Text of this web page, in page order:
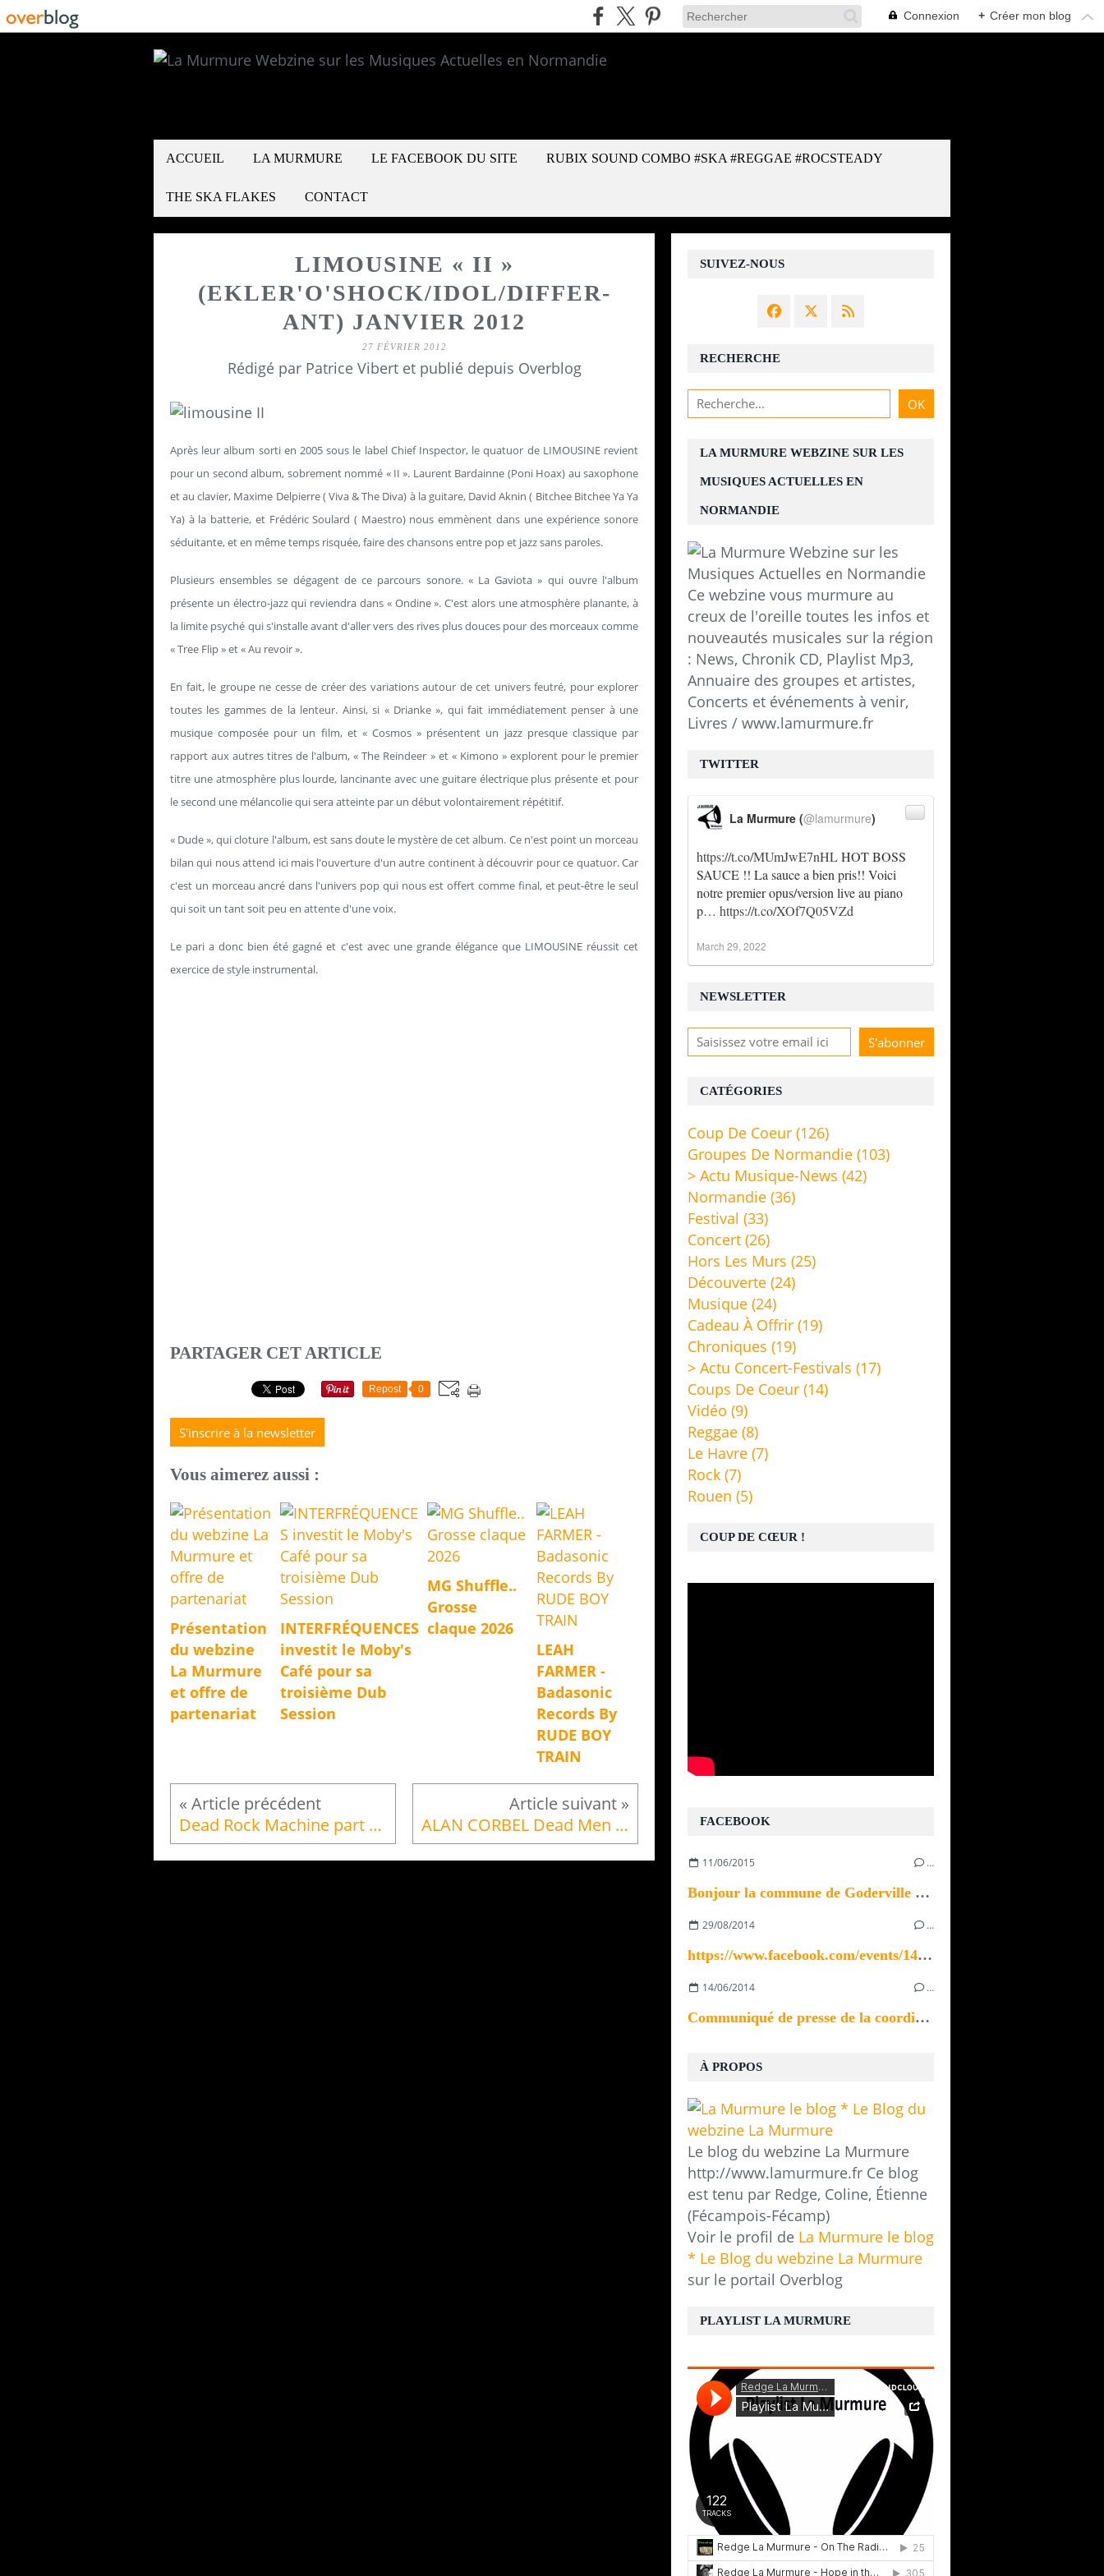
Connexion + Créer mon blog
ACCUEIL LA MURMURE LE FACEBOOK DU SITE RUBIX SOUND COMBO #SKA #REGGAE #ROCSTEADY
THE SKA FLAKES CONTACT
LIMOUSINE « II »
(EKLER'O'SHOCK/IDOL/DIFFER-
ANT) JANVIER 2012
27 FÉVRIER 2012
Rédigé par Patrice Vibert et publié depuis Overblog
Après leur album sorti en 2005 sous le label Chief Inspector, le quatuor de LIMOUSINE revient
pour un second album, sobrement nommé « II ». Laurent Bardainne (Poni Hoax) au saxophone
et au clavier, Maxime Delpierre ( Viva & The Diva) à la guitare, David Aknin ( Bitchee Bitchee Ya Ya
Ya) à la batterie, et Frédéric Soulard ( Maestro) nous emmènent dans une expérience sonore
séduitante, et en même temps risquée, faire des chansons entre pop et jazz sans paroles.
Plusieurs ensembles se dégagent de ce parcours sonore. « La Gaviota » qui ouvre l'album
présente un électro-jazz qui reviendra dans « Ondine ». C'est alors une atmosphère planante, à
la limite psyché qui s'installe avant d'aller vers des rives plus douces pour des morceaux comme
« Tree Flip » et « Au revoir ».
En fait, le groupe ne cesse de créer des variations autour de cet univers feutré, pour explorer
toutes les gammes de la lenteur. Ainsi, si « Drianke », qui fait immédiatement penser à une
musique composée pour un film, et « Cosmos » présentent un jazz presque classique par
rapport aux autres titres de l'album, « The Reindeer » et « Kimono » explorent pour le premier
titre une atmosphère plus lourde, lancinante avec une guitare électrique plus présente et pour
le second une mélancolie qui sera atteinte par un début volontairement répétitif.
« Dude », qui cloture l'album, est sans doute le mystère de cet album. Ce n'est point un morceau
bilan qui nous attend ici mais l'ouverture d'un autre continent à découvrir pour ce quatuor. Car
c'est un morceau ancré dans l'univers pop qui nous est offert comme final, et peut-être le seul
qui soit un tant soit peu en attente d'une voix.
Le pari a donc bien été gagné et c'est avec une grande élégance que LIMOUSINE réussit cet
exercice de style instrumental.
PARTAGER CET ARTICLE
Repost 0
S'inscrire à la newsletter
Vous aimerez aussi :
Présentation
du webzine
La Murmure
et offre de
partenariat
INTERFRÉQUENCES
investit le Moby's
Café pour sa
troisième Dub
Session
MG Shuffle..
Grosse
claque 2026
LEAH
FARMER -
Badasonic
Records By
RUDE BOY
TRAIN
Dead Rock Machine part à Bourges ! ALAN CORBEL Dead Men Chronicles (cinq7)
NEWSLETTER
SUIVEZ-NOUS
RECHERCHE
LA MURMURE WEBZINE SUR LES
MUSIQUES ACTUELLES EN
NORMANDIE
Ce webzine vous murmure au
creux de l'oreille toutes les infos et
nouveautés musicales sur la région
: News, Chronik CD, Playlist Mp3,
Annuaire des groupes et artistes,
Concerts et événements à venir,
Livres / www.lamurmure.fr
À PROPOS
Le blog du webzine La Murmure
http://www.lamurmure.fr Ce blog
est tenu par Redge, Coline, Étienne
(Fécampois-Fécamp)
Voir le profil de La Murmure le blog
* Le Blog du webzine La Murmure
sur le portail Overblog
TWITTER
https://t.co/MUmJwE7nHLHOT BOSS
SAUCE !! La sauce a bien pris!! Voici
notre premier opus/version live au piano
p… https://t.co/XOf7Q05VZd
La Murmure (@lamurmure)
March 29, 2022
FACEBOOK
11/06/2015 …
Bonjour la commune de Goderville recherche un ou...
29/08/2014 …
https://www.facebook.com/events/1433923370196535/
14/06/2014 …
Communiqué de presse de la coordination des...
CATÉGORIES
Coup De Coeur (126)
Groupes De Normandie (103)
> Actu Musique-News (42)
Normandie (36)
Festival (33)
Concert (26)
Hors Les Murs (25)
Découverte (24)
Musique (24)
Cadeau À Offrir (19)
Chroniques (19)
> Actu Concert-Festivals (17)
Coups De Coeur (14)
Vidéo (9)
Reggae (8)
Le Havre (7)
Rock (7)
Rouen (5)
COUP DE CŒUR !
PLAYLIST LA MURMURE